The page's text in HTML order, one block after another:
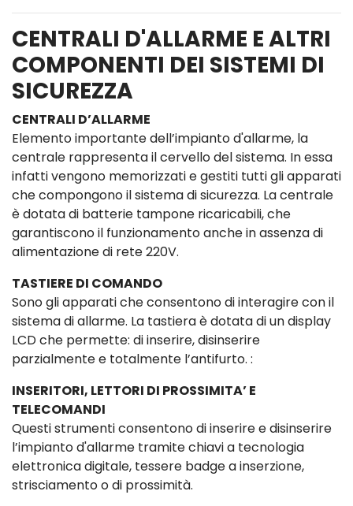
CENTRALI D'ALLARME E ALTRI
COMPONENTI DEI SISTEMI DI
SICUREZZA
CENTRALI D’ALLARME
Elemento importante dell’impianto d'allarme, la
centrale rappresenta il cervello del sistema. In essa
infatti vengono memorizzati e gestiti tutti gli apparati
che compongono il sistema di sicurezza. La centrale
è dotata di batterie tampone ricaricabili, che
garantiscono il funzionamento anche in assenza di
alimentazione di rete 220V.
TASTIERE DI COMANDO
Sono gli apparati che consentono di interagire con il
sistema di allarme. La tastiera è dotata di un display
LCD che permette: di inserire, disinserire
parzialmente e totalmente l’antifurto. :
INSERITORI, LETTORI DI PROSSIMITA’ E
TELECOMANDI
Questi strumenti consentono di inserire e disinserire
l’impianto d'allarme tramite chiavi a tecnologia
elettronica digitale, tessere badge a inserzione,
strisciamento o di prossimità.